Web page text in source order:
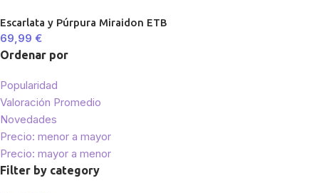
Escarlata y Púrpura Miraidon ETB
69,99 €
Ordenar por
Popularidad
Valoración Promedio
Novedades
Precio: menor a mayor
Precio: mayor a menor
Filter by category